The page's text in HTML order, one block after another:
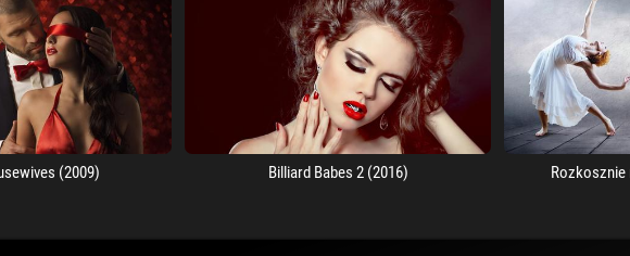
(2009) Billiard Babes 2 (2016) Rozkosznie